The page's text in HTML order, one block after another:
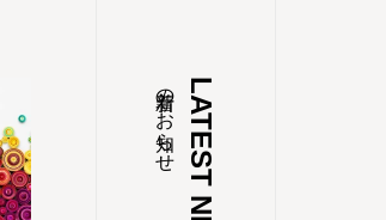
LATEST NEWS
新着のお知らせ